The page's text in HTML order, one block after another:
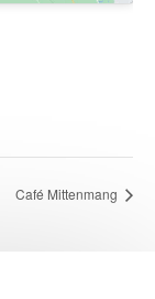
Café Mittenmang